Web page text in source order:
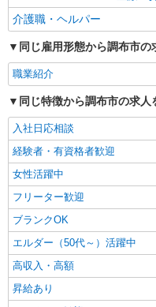
給：
善手当：
により変
間） ※固
歓迎 ・認
者研修 ・
キープ
派遣社員
特別養護
1夜勤
り異なる
東京都
介護職・ヘルパー
同じ雇用形態から調布市の
職業紹介
同じ特徴から調布市の求人
入社日応相談
経験者・有資格者歓迎
女性活躍中
フリーター歓迎
ブランクOK
エルダー（50代～）活躍中
高収入・高額
昇給あり